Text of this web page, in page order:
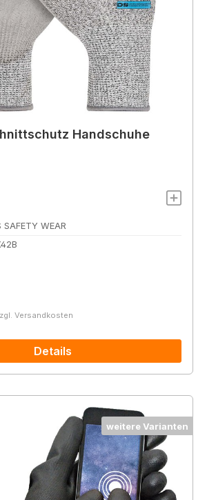
Handschuhe
SAFETY WEAR
Versandkosten
Details
weitere Varianten